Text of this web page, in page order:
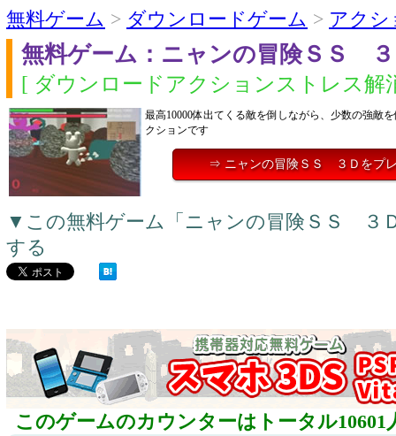
無料ゲーム > ダウンロードゲーム > アクシ
無料ゲーム：ニャンの冒険ＳＳ
[ ダウンロードアクションストレス解
最高10000体出てくる敵を倒しながら、少数の強敵
クションです
⇒ ニャンの冒険ＳＳ ３Ｄをプ
▼この無料ゲーム「ニャンの冒険ＳＳ ３
する
このゲームのカウンターはトータル10601